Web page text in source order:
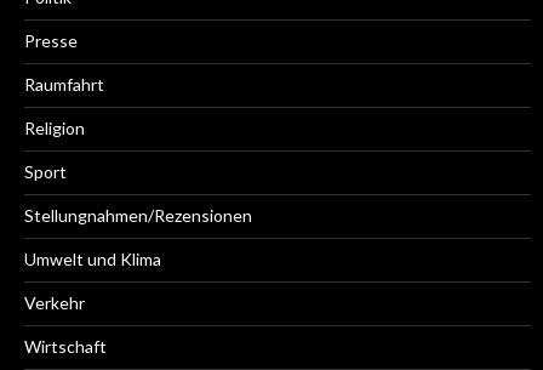
Presse
Raumfahrt
Religion
Sport
Stellungnahmen/Rezensionen
Umwelt und Klima
Verkehr
Wirtschaft